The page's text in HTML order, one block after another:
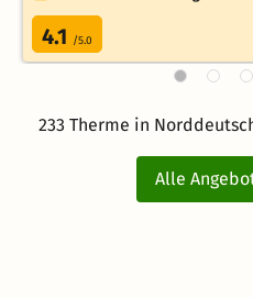
4.1 /5.0
233 Therme in
Alle